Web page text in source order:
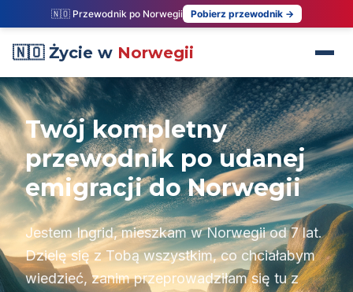
🇳🇴 Przewodnik po Norwegii Pobierz przewodnik →
🇳🇴 Życie w Norwegii
Twój kompletny
przewodnik po udanej
emigracji do Norwegii
Jestem Ingrid, mieszkam w Norwegii od 7 lat.
Dzielę się z Tobą wszystkim, co chciałabym
wiedzieć, zanim przeprowadziłam się tu z